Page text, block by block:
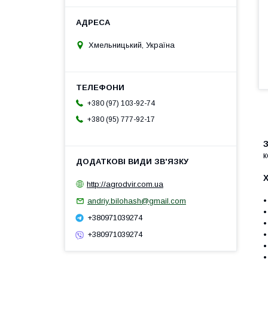
Хмельницький, Україна
+380 (97) 103-92-74
+380 (95) 777-92-17
http://agrodvir.com.ua
andriy.bilohash@gmail.com
+380971039274
+380971039274